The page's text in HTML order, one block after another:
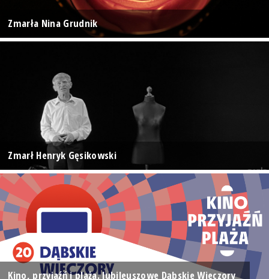
Zmarła Nina Grudnik
Zmarł Henryk Gęsikowski
Kino, przyjaźń i plaża. Jubileuszowe Dąbskie Wieczory